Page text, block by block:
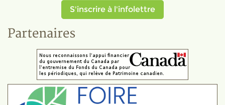
S'inscrire à l'infolettre
Partenaires